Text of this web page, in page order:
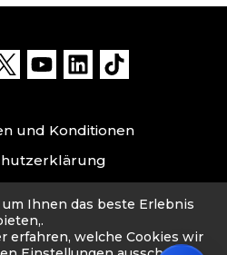
und Konditionen
Ihnen das beste Erlebnis
erfahren, welche Cookies wir